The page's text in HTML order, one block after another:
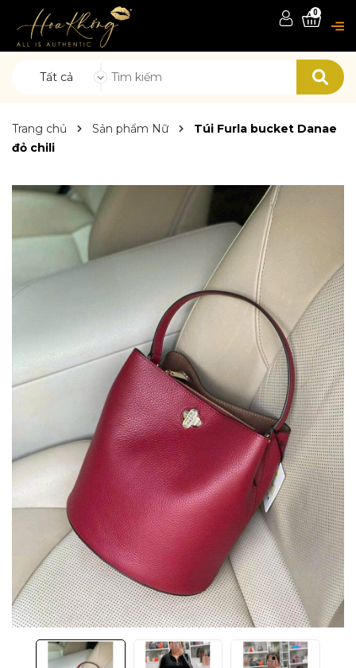
Tất cả
0
Trang chủ Sản phẩm Nữ
Túi Furla bucket Danae
đỏ chili